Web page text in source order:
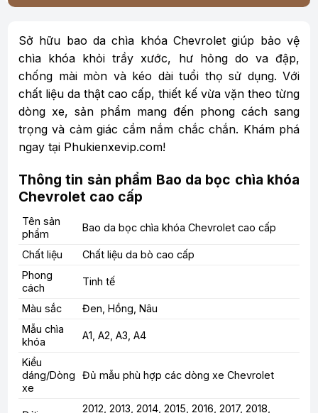
Sở hữu bao da chìa khóa Chevrolet giúp bảo vệ
chìa khóa khỏi trầy xước, hư hỏng do va đập,
chống mài mòn và kéo dài tuổi thọ sử dụng. Với
chất liệu da thật cao cấp, thiết kế vừa vặn theo từng
dòng xe, sản phẩm mang đến phong cách sang
trọng và cảm giác cầm nắm chắc chắn. Khám phá
ngay tại Phukienxevip.com!
Thông tin sản phẩm Bao da bọc chìa khóa
Chevrolet cao cấp
Tên sản
phẩm
Bao da bọc chìa khóa Chevrolet cao cấp
Chất liệu
Chất liệu da bò cao cấp
Phong
cách
Tinh tế
Màu sắc
Đen, Hồng, Nâu
Mẫu chìa
khóa
A1, A2, A3, A4
Kiểu
dáng/Dòng
xe
Đủ mẫu phù hợp các dòng xe Chevrolet
2012, 2013, 2014, 2015, 2016, 2017, 2018,